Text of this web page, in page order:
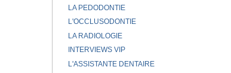
LA PEDODONTIE
L'OCCLUSODONTIE
LA RADIOLOGIE
INTERVIEWS VIP
L'ASSISTANTE DENTAIRE